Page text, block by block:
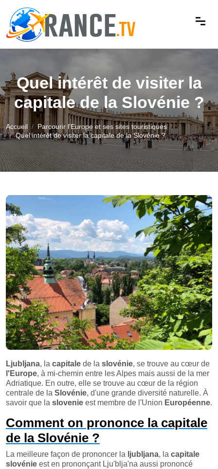
Quel intérêt de visiter la
capitale de la Slovénie ?
Accueil
Parcourir l'Europe et ses sites touristiques
Quel intérêt de visiter la capitale de la Slovénie ?
Ljubljana, la capitale de la slovénie, se trouve au cœur de
l'Europe, à mi-chemin entre les Alpes mais aussi de la mer
Adriatique. En outre, elle se trouve au cœur de la région
centrale de la Slovénie, d'une grande diversité naturelle. À
savoir que la slovenie est membre de l'Union Européenne.
Comment on prononce la capitale
de la Slovénie ?
La meilleure façon de prononcer la ljubljana, la capitale
slovénie est en prononçant Lju'blja'na aussi prononcé